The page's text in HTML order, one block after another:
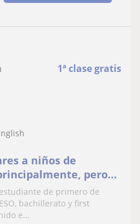
1ª clase gratis
a niños de
pero
y lengua
de primero de
bachillerato y first
e...